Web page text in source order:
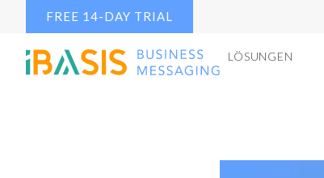
FREE 14-DAY TRIAL
LÖSUNGEN